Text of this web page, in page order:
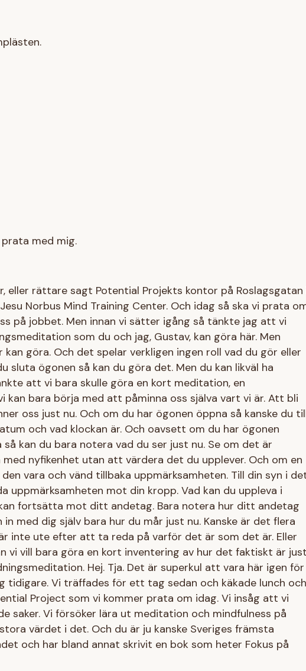
med mig.
eller rättare sagt Potential Projekts kontor på Roslagsgatan
Norbus Mind Training Center. Och idag så ska vi prata
på jobbet. Men innan vi sätter igång så tänkte jag att vi
som du och jag, Gustav, kan göra här. Men
kan göra. Och det spelar verkligen ingen roll vad du gör eller
sluta ögonen så kan du göra det. Men du kan likväl ha
att vi bara skulle göra en kort meditation, en
kan bara börja med att påminna oss själva vart vi är. Att bli
oss just nu. Och om du har ögonen öppna så kanske du
och vad klockan är. Och oavsett om du har ögonen
kan du bara notera vad du ser just nu. Se om det är
nyfikenhet utan att värdera det du upplever. Och om en
vara och vänd tillbaka uppmärksamheten. Till din syn i
uppmärksamheten mot din kropp. Vad kan du uppleva i
fortsätta mot ditt andetag. Bara notera hur ditt andetag
in med dig själv bara hur du mår just nu. Kanske är det flera
inte ute efter att ta reda på varför det är som det är. Eller
vi vill bara göra en kort inventering av hur det faktiskt är just
Hej. Tja. Det är superkul att vara här igen för
tidigare. Vi träffades för ett tag sedan och käkade lunch och
Project som vi kommer prata om idag. Vi insåg att vi
saker. Vi försöker lära ut meditation och mindfulness på
värdet i det. Och du är ju kanske Sveriges främsta
och har bland annat skrivit en bok som heter Fokus på